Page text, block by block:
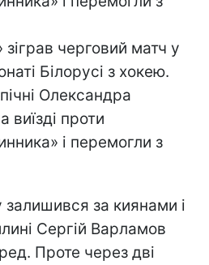
зіграв черговий матч у
Білорусі з хокею.
Олександра
виїзді проти
і перемогли з
за киянами і
Сергій Варламов
Проте через дві